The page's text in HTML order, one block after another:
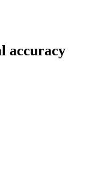
accuracy